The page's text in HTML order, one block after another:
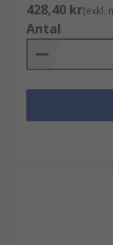
428,40 kr(exkl.
Antal